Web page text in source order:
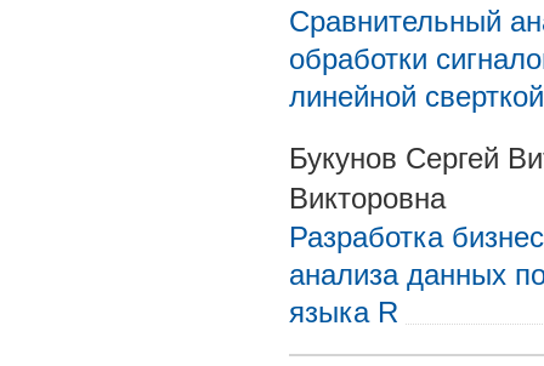
Сравнительный
обработки
линейной
Букунов Сергей
Викторовна
Разработка
анализа данных
языка R